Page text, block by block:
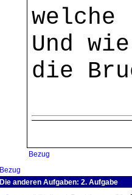
welche
Und
die
Bezug
Bezug
Die anderen Aufgaben: 2. Aufgabe